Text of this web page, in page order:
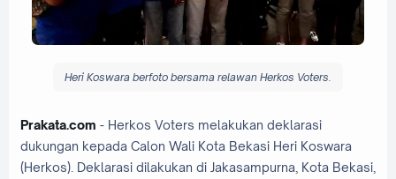
Heri Koswara berfoto bersama relawan Herkos Voters.
Prakata.com - Herkos Voters melakukan deklarasi
dukungan kepada Calon Wali Kota Bekasi Heri Koswara
(Herkos). Deklarasi dilakukan di Jakasampurna, Kota Bekasi,